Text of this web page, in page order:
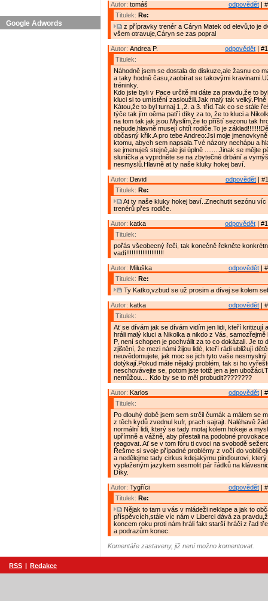
Google Adwords
odpovědět |
Autor: tomáš
Titulek: Re:
z přípravky trenér a Cáryn Matek od elevů,to je
všem otravuje,Cáryn se zas popral
odpovědět |
Autor: Andrea P.
Titulek:
Náhodně jsem se dostala do diskuze,ale žasnu co
a taky hodně času,zaobírat se takovými
tréninky.
Kdo jste byli v Pace určitě mi dáte za pravdu,že to
kluci si to umístění zasloužili.Jak malý tak
Kátou,že to byl turnaj 1.,2. a 3. tříd.Tak co se stále
týče tak jím oěma patří díky za to, že to kluci a
na tom tak jak jsou.Myslím,že to příští sezonu tak
nebude,hlavně musejí chtít rodiče.To je
občasný křik.A pro tebe Andreo:Jsi moje
ktomu, abych sem napsala.Tvé názory nechápu a
se jmenuješ stejně,ale jsi úplně ........Jinak se mějte
sluníčka a vyprdněte se na zbytečné drbání a
nesmyslů.Hlavně at ty naše kluky hokej baví.
odpovědět |
Autor: David
Titulek: Re:
At ty naše kluky hokej baví..Znechutit sezónu víc
trenérů přes rodiče.
odpovědět |
Autor: katka
Titulek:
pořás všeobecný řeči, tak konečně řekněte
vadí!!!!!!!!!!!!!!!!!!!!!
odpovědět |
Autor: Miluška
Titulek: Re:
Ty Katko,vzbud se už prosim a dívej se kolem
odpovědět |
Autor: katka
Titulek:
Ať se dívám jak se dívám vidím jen lidi, kteří kritizují
hráli malý kluci a Nikolka a nikdo z Vás, samozřejmě
P, není schopen je pochválit za to co dokázali. Je to
zjištění, že mezi námi žijou lidé, kteří rádi ubližují
neuvědomujete, jak moc se jich tyto vaše
dotýkají.Pokud máte nějaký problém, tak si ho
neschovávejte se, potom jste totiž jen a jen
nemůžou.... Kdo by se to měl probudit????????
odpovědět |
Autor: Karlos
Titulek:
Po dlouhý době jsem sem strčil čumák a málem se
z těch kydů zvednul kufr, prach sajrajt. Naléhavě
normální lidi, který se tady motaj kolem hokeje a
upřímně a vážně, aby přestali na podobné
reagovat. Ať se v tom fóru ti cvoci na svobodě
Řešme si svoje případné problémy z vočí do
a nedělejme tady cirkus kdejakýmu pinďourovi,
vyplaženým jazykem sesmolit pár řádků na
Díky.
odpovědět |
Autor: Tygříci
Titulek: Re:
Nějak to tam u vás v mládeži neklape a jak to
příspěvcích,stále víc nám v Liberci dává za
koncem roku proti nám hráli fakt starší hráči z řad
a podrazům konec.
Komentáře zastaveny, již není možno komentovat.
RSS | Redakce